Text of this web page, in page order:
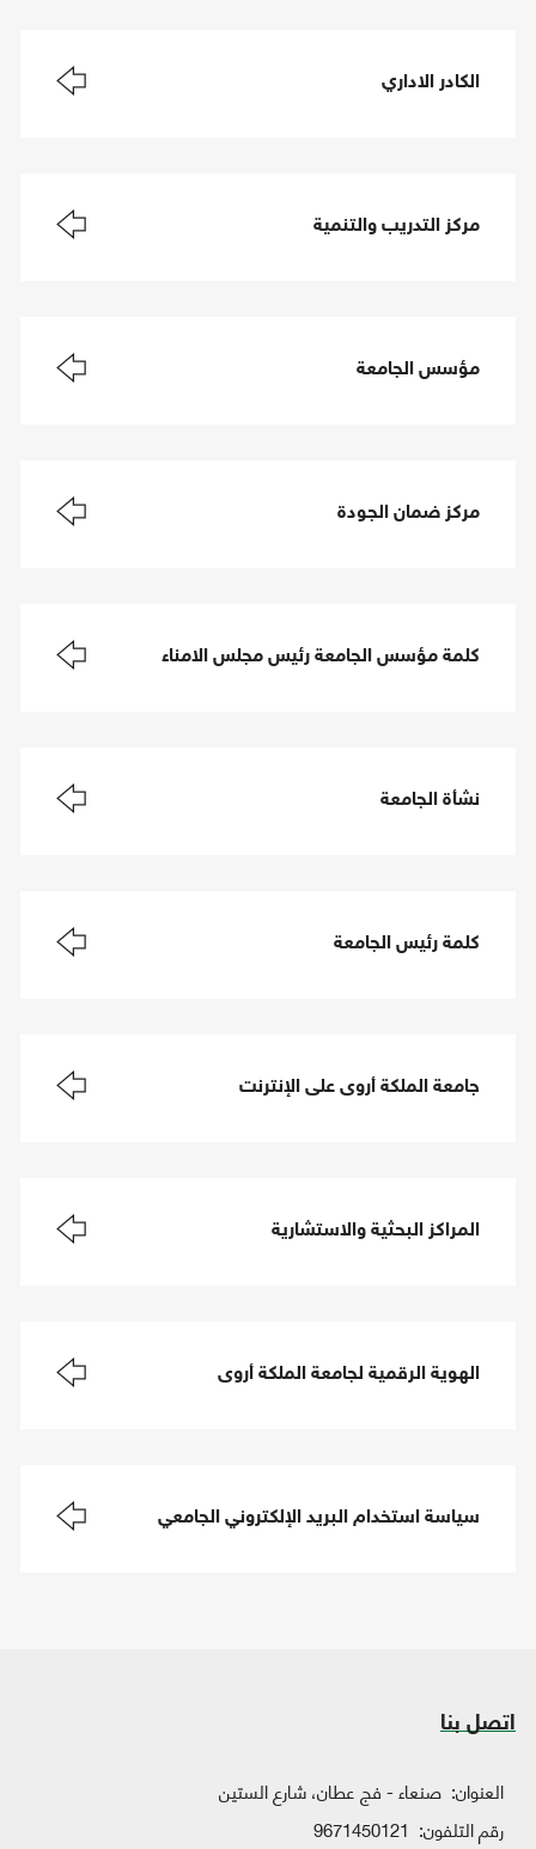
الكادر الاداري
مركز التدريب والتنمية
مؤسس الجامعة
مركز ضمان الجودة
كلمة مؤسس الجامعة رئيس مجلس الامناء
نشأة الجامعة
كلمة رئيس الجامعة
جامعة الملكة أروى على الإنترنت
المراكز البحثية والاستشارية
الهوية الرقمية لجامعة الملكة أروى
سياسة استخدام البريد الإلكتروني الجامعي
اتصل بنا
العنوان: صنعاء - فج عطان، شارع الستين
رقم التلفون: 9671450121